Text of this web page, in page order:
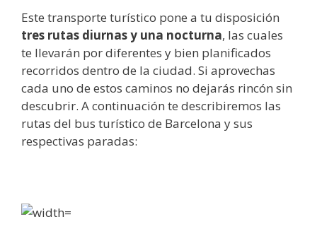
Este transporte turístico pone a tu disposición
tres rutas diurnas y una nocturna, las cuales
te llevarán por diferentes y bien planificados
recorridos dentro de la ciudad. Si aprovechas
cada uno de estos caminos no dejarás rincón sin
descubrir. A continuación te describiremos las
rutas del bus turístico de Barcelona y sus
respectivas paradas: